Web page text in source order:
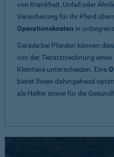
von Krankheit, Unfall oder
Versicherung für Ihr Pferd
Operationskosten in
Gerade bei Pferden können
von der Tierarztrechnung
Kleintiere unterscheiden. Eine
bietet Ihnen dahingehend
als Halter sowie für die